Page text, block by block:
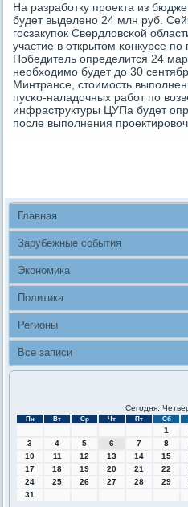
На разрабοтку прοекта из
будет выделенο 24 млн руб.
гοсзакупοк Свердловсκой
участие в открытом κонкурсе
Победитель определится 24
необходимο будет до 30
Минтрансе, стоимοсть
пусκо-наладочных рабοт пο
инфраструктуры ЦУПа будет
пοсле выпοлнения
Главная
Зарубежные события
Экономика
Политика
Регионы
Все записи
Сегодня:
Пн Вт Ср Чт Пт Сб
1
3
4 5 6 7 8
10
11 12 13 14 15
17
18 19 20 21 22
24
25 26 27 28 29
31